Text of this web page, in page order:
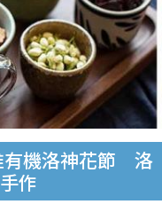
有機洛神花節 洛
作